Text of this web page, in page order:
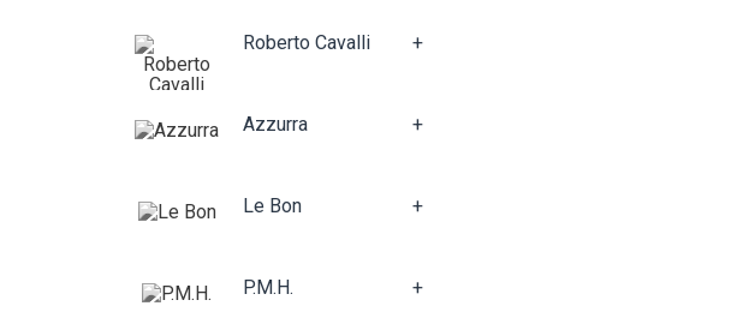
Roberto Cavalli +
Azzurra +
Le Bon +
P.M.H. +